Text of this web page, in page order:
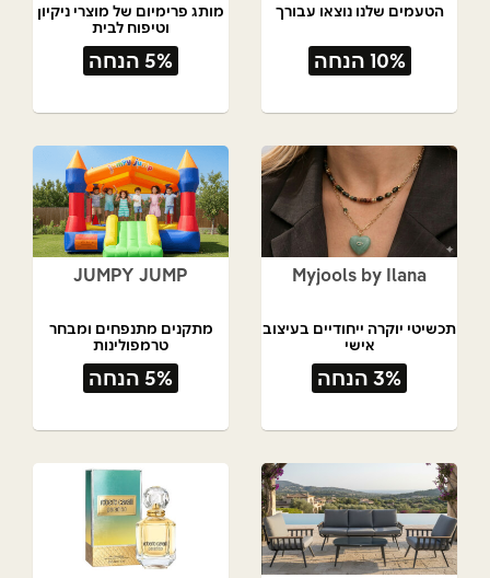
הטעמים שלנו נוצאו עבורך
10% הנחה
מותג פרימיום של מוצרי ניקיון
וטיפוח לבית
5% הנחה
Myjools by Ilana
תכשיטי יוקרה ייחודיים בעיצוב
אישי
3% הנחה
JUMPY JUMP
מתקנים מתנפחים ומבחר
טרמפולינות
5% הנחה